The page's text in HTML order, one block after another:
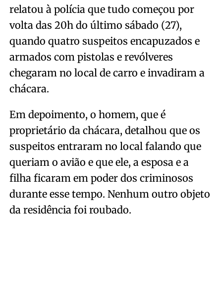
relatou à polícia que tudo começou por
volta das 20h do último sábado (27),
quando quatro suspeitos encapuzados e
armados com pistolas e revólveres
chegaram no local de carro e invadiram a
chácara.
Em depoimento, o homem, que é
proprietário da chácara, detalhou que os
suspeitos entraram no local falando que
queriam o avião e que ele, a esposa e a
filha ficaram em poder dos criminosos
durante esse tempo. Nenhum outro objeto
da residência foi roubado.